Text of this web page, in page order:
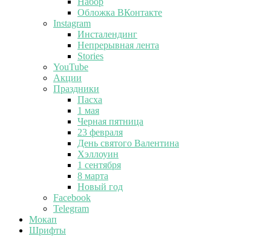
Обложка ВКонтакте
Instagram
Инсталендинг
Непрерывная лента
Stories
YouTube
Акции
Праздники
Пасха
1 мая
Черная пятница
23 февраля
День святого Валентина
Хэллоуин
1 сентября
8 марта
Новый год
Facebook
Telegram
Мокап
Шрифты